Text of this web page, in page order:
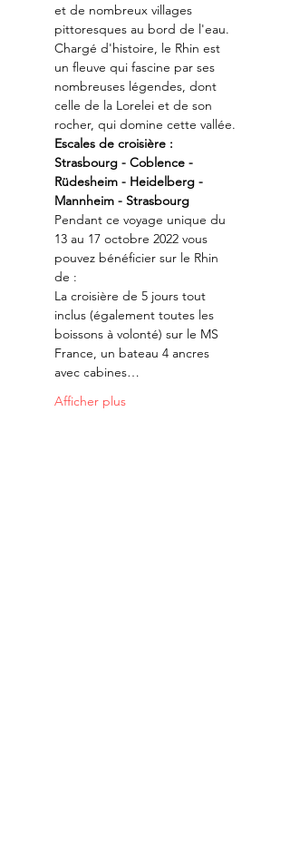
et de nombreux villages
pittoresques au bord de l'eau.
Chargé d'histoire, le Rhin est
un fleuve qui fascine par ses
nombreuses légendes, dont
celle de la Lorelei et de son
rocher, qui domine cette vallée.
Escales de croisière :
Strasbourg - Coblence -
Rüdesheim - Heidelberg -
Mannheim - Strasbourg
Pendant ce voyage unique du
13 au 17 octobre 2022 vous
pouvez bénéficier sur le Rhin
de :
La croisière de 5 jours tout
inclus (également toutes les
boissons à volonté) sur le MS
France, un bateau 4 ancres
avec cabines…
Afficher plus